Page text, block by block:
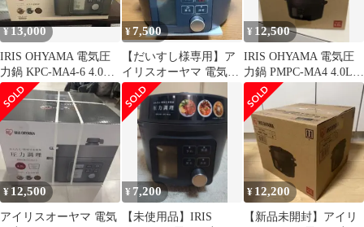
¥13,000
IRIS OHYAMA 電気圧
力鍋 KPC-MA4-6 4.0L
新品未使用
¥7,500
【だいすし様専用】ア
イリスオーヤマ 電気圧
力鍋 PMPC-MA4-B
¥ 12,500
IRIS OHYAMA 電気圧
力鍋 PMPC-MA4 4.0L
ブラック
¥ 12,500
アイリスオーヤマ 電気
¥ 7,200
【未使用品】IRIS
¥ 12,200
【新品未開封】アイリ